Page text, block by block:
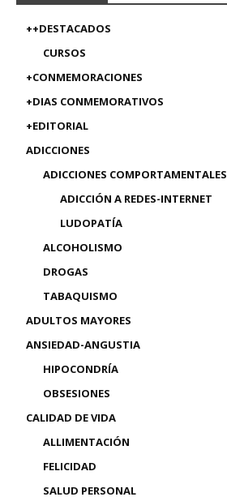
++DESTACADOS
CURSOS
+CONMEMORACIONES
+DIAS CONMEMORATIVOS
+EDITORIAL
ADICCIONES
ADICCIONES COMPORTAMENTALES
ADICCIÓN A REDES-INTERNET
LUDOPATÍA
ALCOHOLISMO
DROGAS
TABAQUISMO
ADULTOS MAYORES
ANSIEDAD-ANGUSTIA
HIPOCONDRÍA
OBSESIONES
CALIDAD DE VIDA
ALLIMENTACIÓN
FELICIDAD
SALUD PERSONAL